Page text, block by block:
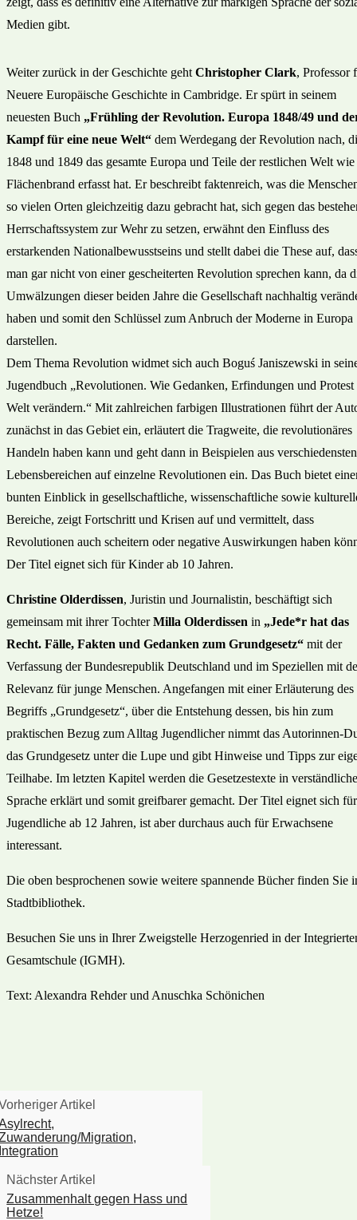
Medien gibt.
Weiter zurück in der Geschichte geht Christopher Clark, Professor
Neuere Europäische Geschichte in Cambridge. Er spürt in seinem
neuesten Buch „Frühling der Revolution. Europa 1848/49 und
Kampf für eine neue Welt“ dem Werdegang der Revolution nach,
1848 und 1849 das gesamte Europa und Teile der restlichen Welt
Flächenbrand erfasst hat. Er beschreibt faktenreich, was die
so vielen Orten gleichzeitig dazu gebracht hat, sich gegen das
Herrschaftssystem zur Wehr zu setzen, erwähnt den Einfluss des
erstarkenden Nationalbewusstseins und stellt dabei die These auf,
man gar nicht von einer gescheiterten Revolution sprechen kann, da
Umwälzungen dieser beiden Jahre die Gesellschaft nachhaltig
haben und somit den Schlüssel zum Anbruch der Moderne in Europa
darstellen.
Dem Thema Revolution widmet sich auch Boguś Janiszewski in
Jugendbuch „Revolutionen. Wie Gedanken, Erfindungen und Protest
Welt verändern.“ Mit zahlreichen farbigen Illustrationen führt der
zunächst in das Gebiet ein, erläutert die Tragweite, die revolutionäres
Handeln haben kann und geht dann in Beispielen aus verschiedensten
Lebensbereichen auf einzelne Revolutionen ein. Das Buch bietet
bunten Einblick in gesellschaftliche, wissenschaftliche sowie
Bereiche, zeigt Fortschritt und Krisen auf und vermittelt, dass
Revolutionen auch scheitern oder negative Auswirkungen haben
Der Titel eignet sich für Kinder ab 10 Jahren.
Christine Olderdissen, Juristin und Journalistin, beschäftigt sich
gemeinsam mit ihrer TochterMilla Olderdissen in „Jede*r hat das
Recht. Fälle, Fakten und Gedanken zum Grundgesetz“ mit der
Verfassung der Bundesrepublik Deutschland und im Speziellen mit
Relevanz für junge Menschen. Angefangen mit einer Erläuterung des
Begriffs „Grundgesetz“, über die Entstehung dessen, bis hin zum
praktischen Bezug zum Alltag Jugendlicher nimmt das Autorinnen-
das Grundgesetz unter die Lupe und gibt Hinweise und Tipps zur
Teilhabe. Im letzten Kapitel werden die Gesetzestexte in
Sprache erklärt und somit greifbarer gemacht. Der Titel eignet sich für
Jugendliche ab 12 Jahren, ist aber durchaus auch für Erwachsene
interessant.
Die oben besprochenen sowie weitere spannende Bücher finden Sie
Stadtbibliothek.
Besuchen Sie uns in Ihrer Zweigstelle Herzogenried in der
Gesamtschule (IGMH).
Text: Alexandra Rehder und Anuschka Schönichen
Artikel
Migration,
Nächster Artikel
Zusammenhalt gegen Hass und
Hetze!